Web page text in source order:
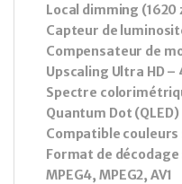
Local dimming (1620
Capteur de
Compensateur de
Upscaling Ultra HD –
Spectre
Quantum Dot (QLED)
Compatible couleurs
Format de décodage
MPEG4, MPEG2, AV1